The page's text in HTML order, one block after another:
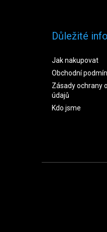
Důležité
Jak nakupovat
Obchodní
Zásady ochrany
údajů
Kdo jsme